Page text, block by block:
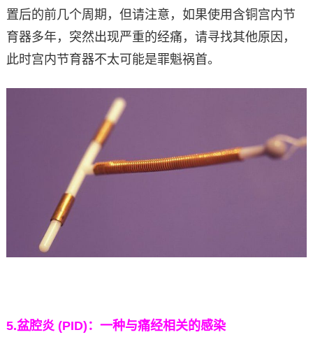
置后的前几个周期，但请注意，如果使用含铜宫内节
育器多年，突然出现严重的经痛，请寻找其他原因，
此时宫内节育器不太可能是罪魁祸首。
5.盆腔炎 (PID)：一种与痛经相关的感染